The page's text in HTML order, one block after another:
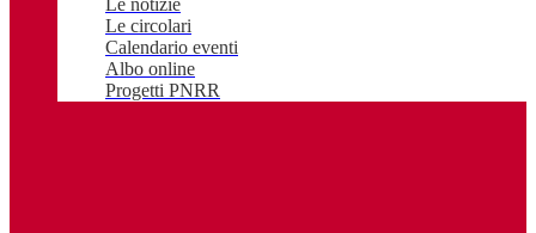
Le notizie
Le circolari
Calendario eventi
Albo online
Progetti PNRR